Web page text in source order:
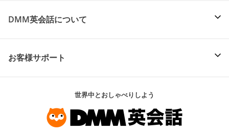
DMM英会話について
お客様サポート
世界中とおしゃべりしよう